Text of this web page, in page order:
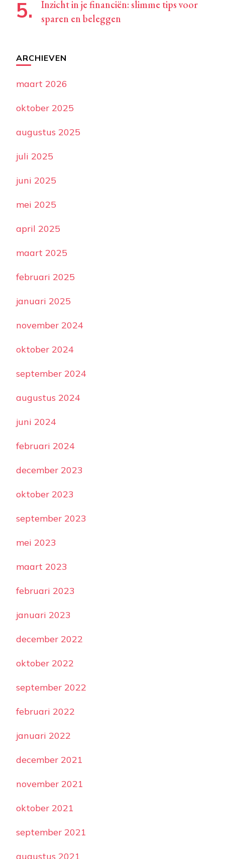
Inzicht in je financiën: slimme tips voor
sparen en beleggen
ARCHIEVEN
maart 2026
oktober 2025
augustus 2025
juli 2025
juni 2025
mei 2025
april 2025
maart 2025
februari 2025
januari 2025
november 2024
oktober 2024
september 2024
augustus 2024
juni 2024
februari 2024
december 2023
oktober 2023
september 2023
mei 2023
maart 2023
februari 2023
januari 2023
december 2022
oktober 2022
september 2022
februari 2022
januari 2022
december 2021
november 2021
oktober 2021
september 2021
augustus 2021